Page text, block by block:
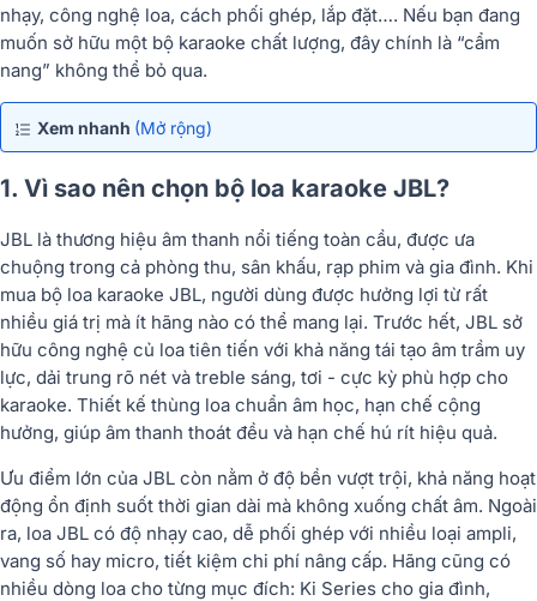
nhạy, công nghệ loa, cách phối ghép, lắp đặt…. Nếu bạn đang
muốn sở hữu một bộ karaoke chất lượng, đây chính là “cẩm
nang” không thể bỏ qua.
Xem nhanh (Mở rộng)
1. Vì sao nên chọn bộ loa karaoke JBL?
JBL là thương hiệu âm thanh nổi tiếng toàn cầu, được ưa
chuộng trong cả phòng thu, sân khấu, rạp phim và gia đình. Khi
mua bộ loa karaoke JBL, người dùng được hưởng lợi từ rất
nhiều giá trị mà ít hãng nào có thể mang lại. Trước hết, JBL sở
hữu công nghệ củ loa tiên tiến với khả năng tái tạo âm trầm uy
lực, dải trung rõ nét và treble sáng, tơi - cực kỳ phù hợp cho
karaoke. Thiết kế thùng loa chuẩn âm học, hạn chế cộng
hưởng, giúp âm thanh thoát đều và hạn chế hú rít hiệu quả.
Ưu điểm lớn của JBL còn nằm ở độ bền vượt trội, khả năng hoạt
động ổn định suốt thời gian dài mà không xuống chất âm. Ngoài
ra, loa JBL có độ nhạy cao, dễ phối ghép với nhiều loại ampli,
vang số hay micro, tiết kiệm chi phí nâng cấp. Hãng cũng có
nhiều dòng loa cho từng mục đích: Ki Series cho gia đình,